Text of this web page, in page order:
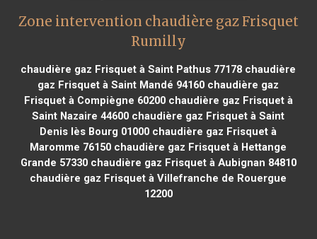
Zone intervention chaudière gaz Frisquet
Rumilly
chaudière gaz Frisquet à Saint Pathus 77178 chaudière
gaz Frisquet à Saint Mandé 94160 chaudière gaz
Frisquet à Compiègne 60200chaudière gaz Frisquet à
Saint Nazaire 44600 chaudière gaz Frisquet à Saint
Denis lès Bourg 01000 chaudière gaz Frisquet à
Maromme 76150 chaudière gaz Frisquet à Hettange
Grande 57330chaudière gaz Frisquet à Aubignan 84810
chaudière gaz Frisquet à Villefranche de Rouergue
12200